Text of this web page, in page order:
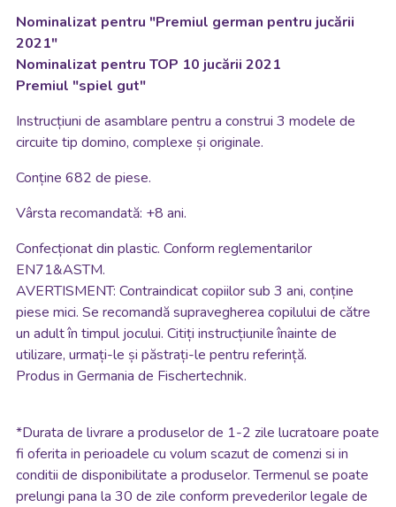
Nominalizat pentru "Premiul german pentru jucării
2021"
Nominalizat pentru TOP 10 jucării 2021
Premiul "spiel gut"
Instrucțiuni de asamblare pentru a construi 3 modele de
circuite tip domino, complexe și originale.
Conține 682 de piese.
Vârsta recomandată: +8 ani.
Confecționat din plastic. Conform reglementarilor
EN71&ASTM.
AVERTISMENT: Contraindicat copiilor sub 3 ani, conține
piese mici. Se recomandă supravegherea copilului de către
un adult în timpul jocului. Citiți instrucțiunile înainte de
utilizare, urmați-le și păstrați-le pentru referință.
Produs in Germania de Fischertechnik.
*Durata de livrare a produselor de 1-2 zile lucratoare poate
fi oferita in perioadele cu volum scazut de comenzi si in
conditii de disponibilitate a produselor. Termenul se poate
prelungi pana la 30 de zile conform prevederilor legale de